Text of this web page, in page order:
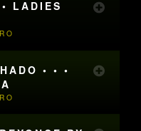
LADIES
• • •